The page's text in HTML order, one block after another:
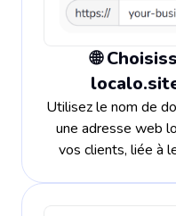
🌐
Utilisez le nom de
une adresse web
vos clients, liée à